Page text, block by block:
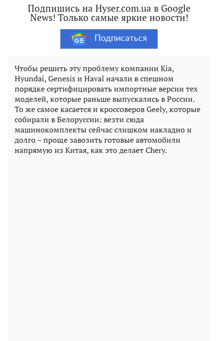
Подпишись на Hyser.com.ua в Google
News! Только самые яркие новости!
Подписаться
Чтобы решить эту проблему компании Kia,
Hyundai, Genesis и Haval начали в спешном
порядке сертифицировать импортные версии тех
моделей, которые раньше выпускались в России.
То же самое касается и кроссоверов Geely, которые
собирали в Белоруссии: везти сюда
машинокомплекты сейчас слишком накладно и
долго – проще завозить готовые автомобили
напрямую из Китая, как это делает Chery.